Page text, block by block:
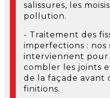
salissures, les
pollution.
- Traitement des
imperfections : nos
interviennent pour
combler les joints
de la façade avant
finitions.